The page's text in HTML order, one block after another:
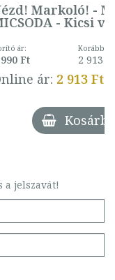
Markoló! -
- Kicsi
ár:
Ft
Korábbi
2 913 Ft
ár: 2 913 Ft
Kosárba
a jelszavát!